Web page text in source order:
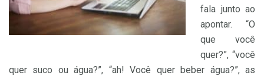
fala junto ao
apontar. “O
que você
quer?”, “você
quer suco ou água?”, “ah! Você quer beber água?”, as